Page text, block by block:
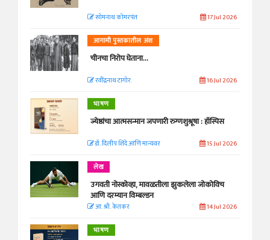
सोमनाथ कोमरपंत 17 Jul 2026
आगामी पुस्तकातील अंश
चीनचा निरोप घेताना...
रवींद्रनाथ टागोर. 16 Jul 2026
भाषण
ज्येष्ठांचा आत्मसन्मान जपणारी रुग्णशुश्रूषा : हॉस्पिस
डॉ. दिलीप शिंदे आणि मान्यवर 15 Jul 2026
लेख
उगवती नोस्कोव्हा, मावळतीला झुकलेला जोकोविच
आणि दरम्यान विम्बल्डन
आ. श्री. केतकर 14 Jul 2026
भाषण